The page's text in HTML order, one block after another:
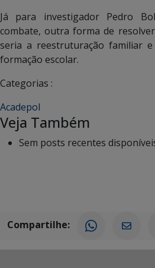
Já para investigador Pedro
combate, outra forma de
seria a reestruturação familiar
formação escolar.
Categorias :
Acadepol
Veja Também
Sem posts recentes
Compartilhe: